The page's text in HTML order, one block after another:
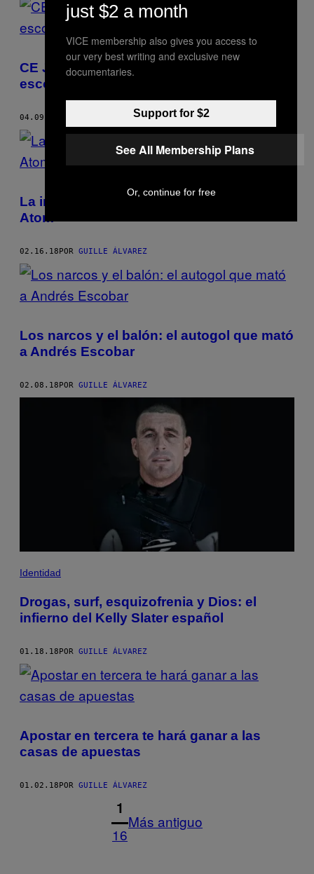
CE Júpiter, el equipo anarquista que
escondía armas en los balones
04.09.18 GUILLE ÁLVAREZ
La increíble historia del verdadero Oliver
Atom
02.16.18POR GUILLE ÁLVAREZ
Los narcos y el balón: el autogol que mató
a Andrés Escobar
02.08.18POR GUILLE ÁLVAREZ
Identidad
Drogas, surf, esquizofrenia y Dios: el
infierno del Kelly Slater español
01.18.18 POR GUILLE ÁLVAREZ
Apostar en tercera te hará ganar a las
casas de apuestas
01.02.18 POR GUILLE ÁLVAREZ
1
16
Más antiguo
just $2 a month
VICE membership also gives you access to
our very best writing and exclusive new
documentaries.
Support for $2
See All Membership Plans
Or, continue for free